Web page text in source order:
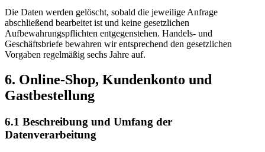
Die Daten werden gelöscht, sobald die jeweilige Anfrage
abschließend bearbeitet ist und keine gesetzlichen
Aufbewahrungspflichten entgegenstehen. Handels- und
Geschäftsbriefe bewahren wir entsprechend den gesetzlichen
Vorgaben regelmäßig sechs Jahre auf.
6. Online-Shop, Kundenkonto und
Gastbestellung
6.1 Beschreibung und Umfang der
Datenverarbeitung